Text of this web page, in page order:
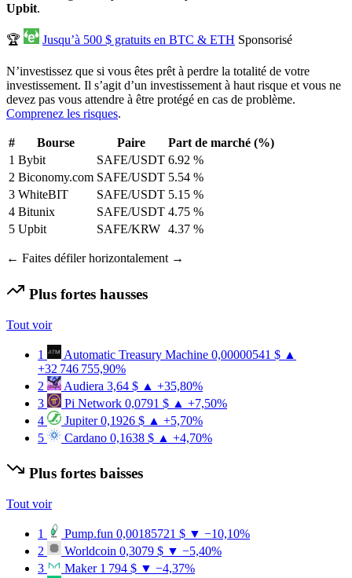
Upbit.
🏆 Jusqu’à 500 $ gratuits en BTC & ETH Sponsorisé
N’investissez que si vous êtes prêt à perdre la totalité de votre
investissement. Il s’agit d’un investissement à haut risque et vous ne
devez pas vous attendre à être protégé en cas de problème.
Comprenez les risques.
# Bourse Paire
Part de marché (%)
1 Bybit SAFE/USDT 6.92 %
2 Biconomy.com SAFE/USDT 5.54 %
3 WhiteBIT SAFE/USDT 5.15 %
4 Bitunix SAFE/USDT 4.75 %
5 Upbit SAFE/KRW 4.37 %
← Faites défiler horizontalement →
Plus fortes hausses
Tout voir
1 Automatic Treasury Machine 0,00000541 $ ▲
+32 746 755,90%
2
Audiera 3,64 $ ▲ +35,80%
3
Pi Network 0,0791 $ ▲ +7,50%
4
Jupiter 0,1926 $ ▲ +5,70%
5
Cardano 0,1638 $ ▲ +4,70%
Plus fortes baisses
Tout voir
1 Pump.fun 0,00185721 $ ▼ −10,10%
2
Worldcoin 0,3079 $ ▼ −5,40%
3
Maker 1 794 $ ▼ −4,37%